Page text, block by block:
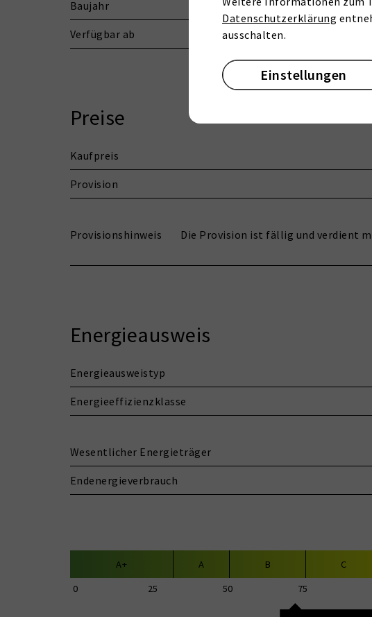
Baujahr
Verfügbar ab
Preise
Kaufpreis
Provision
Provisionshinweis
Die Provision ist fällig und verdient
Energieausweis
Energieausweistyp
Energieeffizienzklasse
Wesentlicher Energieträger
Endenergieverbrauch
A+ A B C
0
25 50 75
Datenschutzerklärung
ausschalten.
Einstellungen